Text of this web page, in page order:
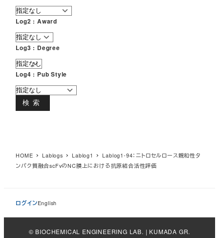
Log2 : Award
Log3 : Degree
Log4 : Pub Style
検索
HOME Lablogs Lablog1
Lablog1-94：ニトロセルロース親和性タ
ンパク質融合scFvのNC膜上における抗原結合活性評価
ログインEnglish
© BIOCHEMICAL ENGINEERING LAB. | KUMADA GR.